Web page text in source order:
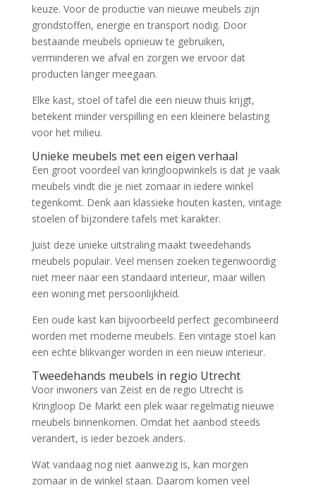
keuze. Voor de productie van nieuwe meubels zijn
grondstoffen, energie en transport nodig. Door
bestaande meubels opnieuw te gebruiken,
verminderen we afval en zorgen we ervoor dat
producten langer meegaan.
Elke kast, stoel of tafel die een nieuw thuis krijgt,
betekent minder verspilling en een kleinere belasting
voor het milieu.
Unieke meubels met een eigen verhaal
Een groot voordeel van kringloopwinkels is dat je vaak
meubels vindt die je niet zomaar in iedere winkel
tegenkomt. Denk aan klassieke houten kasten, vintage
stoelen of bijzondere tafels met karakter.
Juist deze unieke uitstraling maakt tweedehands
meubels populair. Veel mensen zoeken tegenwoordig
niet meer naar een standaard interieur, maar willen
een woning met persoonlijkheid.
Een oude kast kan bijvoorbeeld perfect gecombineerd
worden met moderne meubels. Een vintage stoel kan
een echte blikvanger worden in een nieuw interieur.
Tweedehands meubels in regio Utrecht
Voor inwoners van Zeist en de regio Utrecht is
Kringloop De Markt een plek waar regelmatig nieuwe
meubels binnenkomen. Omdat het aanbod steeds
verandert, is ieder bezoek anders.
Wat vandaag nog niet aanwezig is, kan morgen
zomaar in de winkel staan. Daarom komen veel